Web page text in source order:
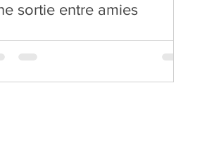
sortie entre amies